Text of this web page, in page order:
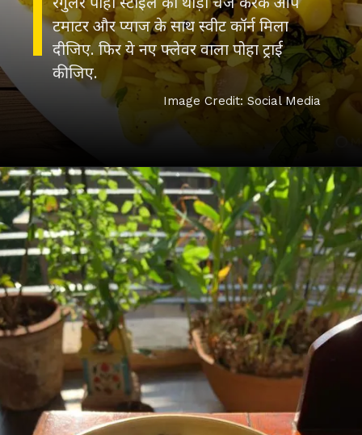
टमाटर और प्याज के साथ स्वीट कॉर्न मिला
दीजिए. फिर ये नए फ्लेवर वाला पोहा ट्राई
Image Credit: Social Media